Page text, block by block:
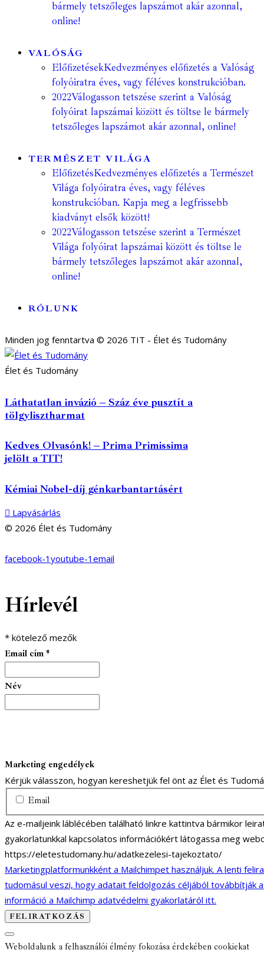
bármely tetszőleges lapszámot akár azonnal,
online!
VALÓSÁG
ElőfizetésekKedvezményes előfizetés a Valóság
folyóiratra éves, vagy féléves konstrukcióban.
2022Válogasson tetszése szerint a Valóság
folyóirat lapszámai között és töltse le bármely
tetszőleges lapszámot akár azonnal, online!
TERMÉSZET VILÁGA
ElőfizetésKedvezményes előfizetés a Természet
Világa folyóiratra éves, vagy féléves
konstrukcióban. Kapja meg a legfrissebb
kiadványt elsők között!
2022Válogasson tetszése szerint a Természet
Világa folyóirat lapszámai között és töltse le
bármely tetszőleges lapszámot akár azonnal,
online!
RÓLUNK
Minden jog fenntartva © 2026 TIT - Élet és Tudomány
Élet és Tudomány
Láthatatlan invázió – Száz éve pusztít a
tölgylisztharmat
Kedves Olvasónk! – Prima Primissima
jelölt a TIT!
Kémiai Nobel-díj génkarbantartásért
Lapvásárlás
© 2026 Élet és Tudomány
facebook-1 youtube-1 email
Hírlevél
* kötelező mezők
Email cím *
Név
Marketing engedélyek
Kérjük válasszon, hogyan kereshetjük fel önt az Élet és
Email
Az e-mailjeink láblécében található linkre kattintva bármikor
gyakorlatunkkal kapcsolatos információkért látogassa meg
https://eletestudomany.hu/adatkezelesi-tajekoztato/
Marketingplatformunkként a Mailchimpet használjuk. A lenti
tudomásul veszi, hogy adatait feldolgozás céljából továbbítják
információ a Mailchimp adatvédelmi gyakorlatáról itt.
Weboldalunk a felhasználói élmény fokozása érdekében cookiekat